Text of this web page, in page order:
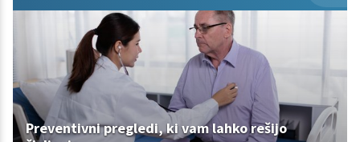
Preventivni pregledi, ki vam lahko rešijo